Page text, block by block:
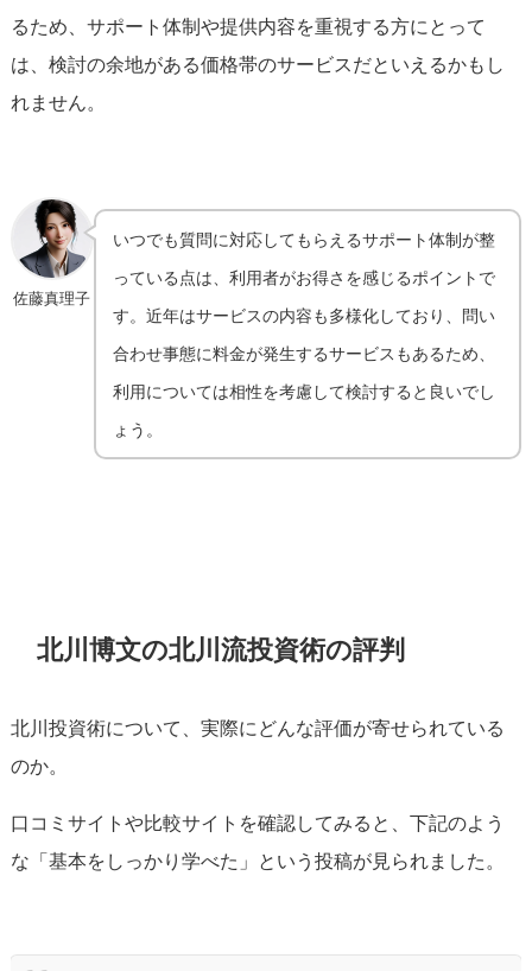
るため、サポート体制や提供内容を重視する方にとって
は、検討の余地がある価格帯のサービスだといえるかもし
れません。
佐藤真理子
いつでも質問に対応してもらえるサポート体制が整
っている点は、利用者がお得さを感じるポイントで
す。近年はサービスの内容も多様化しており、問い
合わせ事態に料金が発生するサービスもあるため、
利用については相性を考慮して検討すると良いでし
ょう。
北川博文の北川流投資術の評判
北川投資術について、実際にどんな評価が寄せられている
のか。
口コミサイトや比較サイトを確認してみると、下記のよう
な「基本をしっかり学べた」という投稿が見られました。